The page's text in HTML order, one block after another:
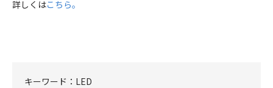
詳しくはこちら。
キーワード： LED